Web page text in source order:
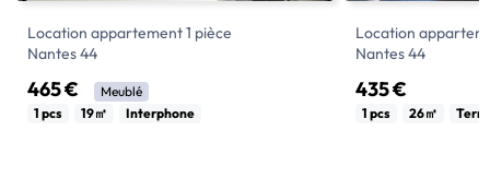
Location appartement 1 pièce
Nantes 44
465 € Meublé
NANTES- QUARTIER BELLAMY. A
1 pcs 19㎡ Interphone
Location
Nantes 44
435 €
NANTES - QUARTIER BELLAMY, dans une
1 pcs 26㎡